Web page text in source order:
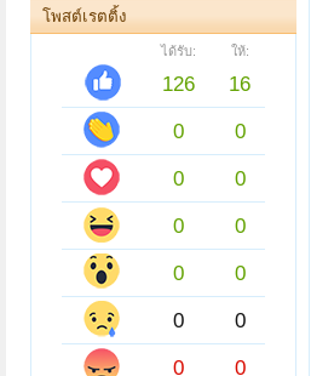
โพสต์เรตติ้ง
ได้รับ: ให้:
126
16
0
0
0
0
0
0
0
0
0
0
0
0